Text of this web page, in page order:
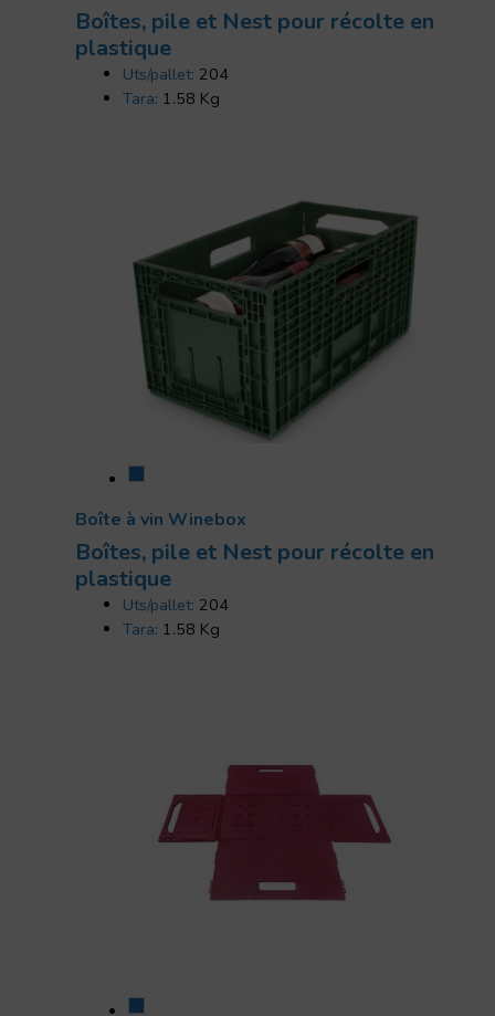
Boîtes, pile et Nest pour récolte en
plastique
Uts/pallet: 204
Tara: 1.58 Kg
Boîte à vin Winebox
Boîtes, pile et Nest pour récolte en
plastique
Uts/pallet: 204
Tara: 1.58 Kg